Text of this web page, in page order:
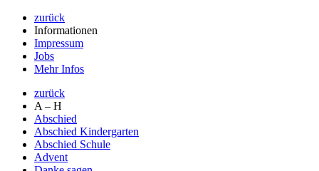
zurück
Informationen
Impressum
Jobs
Mehr Infos
zurück
A – H
Abschied
Abschied Kindergarten
Abschied Schule
Advent